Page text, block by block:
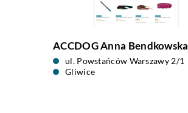
ACCDOG Anna Bendkowska
ul. Powstańców Warszawy 2/1
Gliwice